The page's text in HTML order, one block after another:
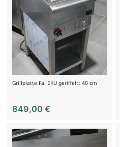
Grillplatte Fa. EKU geriffeltt 40 cm
849,00 €